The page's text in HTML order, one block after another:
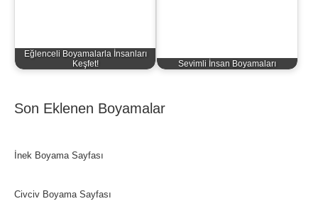
Eğlenceli Boyamalarla İnsanları
Keşfet!
Sevimli İnsan Boyamaları
Son Eklenen Boyamalar
İnek Boyama Sayfası
Civciv Boyama Sayfası